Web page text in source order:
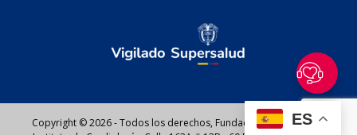
Copyright © 2026 - Todos los derechos, Fundación Cardioinfantil
ES